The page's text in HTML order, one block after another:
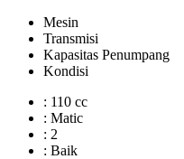
Mesin
Transmisi
Kapasitas Penumpang
Kondisi
: 110 cc
: Matic
: 2
: Baik